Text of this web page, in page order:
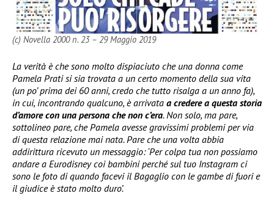
(c) Novella 2000 n. 23 – 29 Maggio 2019
La verità è che sono molto dispiaciuto che una donna come
Pamela Prati si sia trovata a un certo momento della sua vita
(un po’ prima dei 60 anni, credo che tutto risalga a un anno fa),
in cui, incontrando qualcuno, è arrivata a credere a questa storia
d’amore con una persona che non c’era. Non solo, ma pare,
sottolineo pare, che Pamela avesse gravissimi problemi per via
di questa relazione mai nata. Pare che una volta abbia
addirittura ricevuto un messaggio: ‘Per colpa tua non possiamo
andare a Eurodisney coi bambini perché sul tuo Instagram ci
sono le foto di quando facevi il Bagaglio con le gambe di fuori e
il giudice è stato molto duro’.